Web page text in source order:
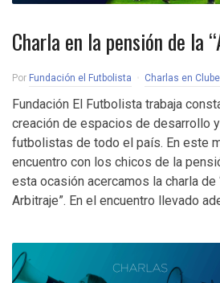
Charla en la pensión de la
Por Fundación el Futbolista Charlas en
Fundación El Futbolista trabaja
creación de espacios de desarrollo
futbolistas de todo el país. En este
encuentro con los chicos de la
esta ocasión acercamos la charla de
Arbitraje”. En el encuentro llevado